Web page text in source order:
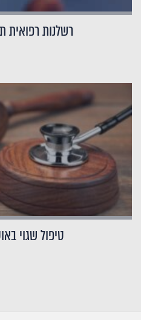
רשלנות רפואית
טיפול שגוי